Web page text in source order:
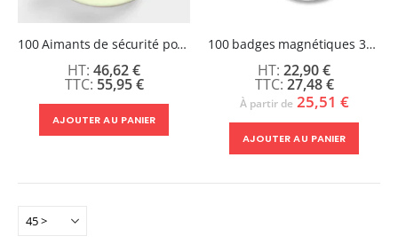
100 Aimants de sécurité pour Badges magnétiques
55,95 €
46,62 €
AJOUTER AU PANIER
100 badges magnétiques 32mm
27,48 €
22,90 €
À partir de 25,51 €
AJOUTER AU PANIER